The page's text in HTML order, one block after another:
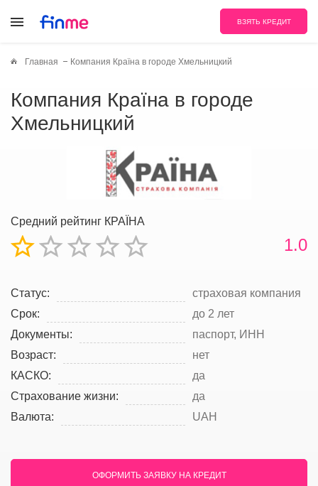
ВЗЯТЬ КРЕДИТ
Главная Компания Країна в городе Хмельницкий
Компания Країна в городе
Хмельницкий
Средний рейтинг КРАЇНА
1.0
Статус:
страховая компания
Срок:
до 2 лет
Документы:
паспорт, ИНН
Возраст:
нет
КАСКО:
да
Страхование жизни:
да
Валюта:
UAH
ОФОРМИТЬ ЗАЯВКУ НА КРЕДИТ